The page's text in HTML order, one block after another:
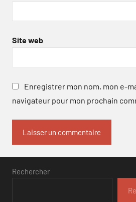
Site web
Enregistrer mon nom, mon e-
navigateur pour mon prochain
Rechercher